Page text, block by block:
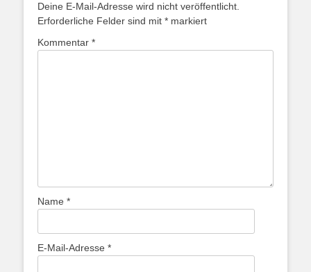
Deine E-Mail-Adresse wird nicht veröffentlicht.
Erforderliche Felder sind mit * markiert
Kommentar *
Name *
E-Mail-Adresse *